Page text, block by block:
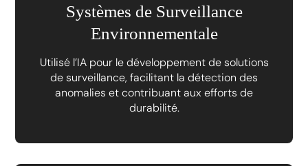
Systèmes de Surveillance
Environnementale
Utilisé l’IA pour le développement de solutions
de surveillance, facilitant la détection des
anomalies et contribuant aux efforts de
durabilité.